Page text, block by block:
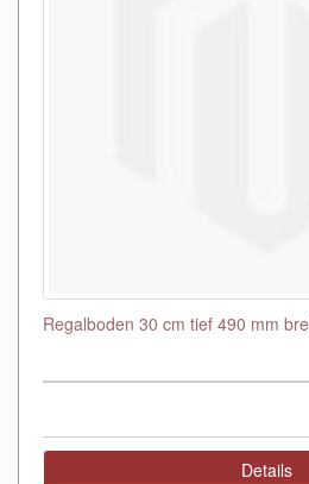
Regalboden 30 cm tief 490 mm
Details